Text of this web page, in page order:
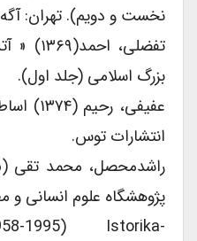
نخست و دویم). تهران: آگه.
تفضلی،
بزرگ اسلامی (جلد اول).
عفیفی،
انتشارات توس.
پژوهشگاه علوم انسانی و
1995) Istorika-